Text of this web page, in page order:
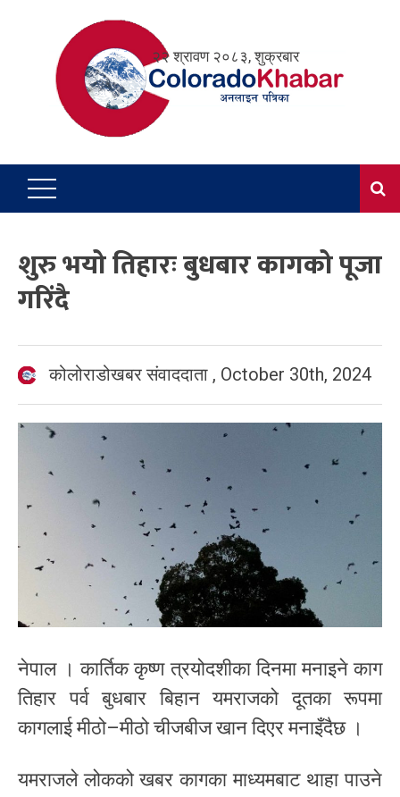
२२ श्रावण २०८३, शुक्रबार
शुरु भयो तिहारः बुधबार कागको पूजा
गरिंदै
कोलोराडोखबर संवाददाता , October 30th, 2024
नेपाल । कार्तिक कृष्ण त्रयोदशीका दिनमा मनाइने काग
तिहार पर्व बुधबार बिहान यमराजको दूतका रूपमा
कागलाई मीठो–मीठो चीजबीज खान दिएर मनाइँदैछ ।
यमराजले लोकको खबर कागका माध्यमबाट थाहा पाउने